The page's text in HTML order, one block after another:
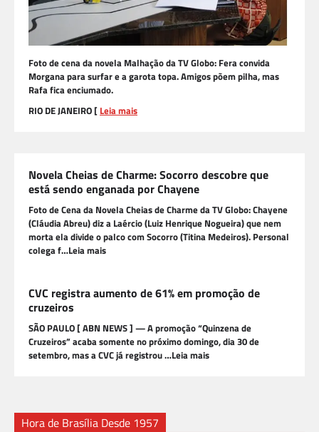
Foto de cena da novela Malhação da TV Globo: Fera convida
Morgana para surfar e a garota topa. Amigos põem pilha, mas
Rafa fica enciumado.
RIO DE JANEIRO [ Leia mais
Novela Cheias de Charme: Socorro descobre que
está sendo enganada por Chayene
Foto de Cena da Novela Cheias de Charme da TV Globo: Chayene
(Cláudia Abreu) diz a Laércio (Luiz Henrique Nogueira) que nem
morta ela divide o palco com Socorro (Titina Medeiros). Personal
colega f…Leia mais
CVC registra aumento de 61% em promoção de
cruzeiros
SÃO PAULO [ ABN NEWS ] — A promoção “Quinzena de
Cruzeiros” acaba somente no próximo domingo, dia 30 de
setembro, mas a CVC já registrou …Leia mais
Hora de Brasília Desde 1957